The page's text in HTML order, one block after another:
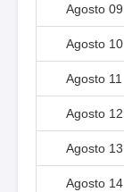
Agosto 09
Agosto 10
Agosto 11
Agosto 12
Agosto 13
Agosto 14